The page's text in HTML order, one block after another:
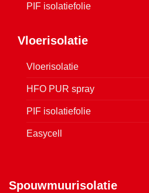
PIF isolatiefolie
Vloerisolatie
Vloerisolatie
HFO PUR spray
PIF isolatiefolie
Easycell
Spouwmuurisolatie